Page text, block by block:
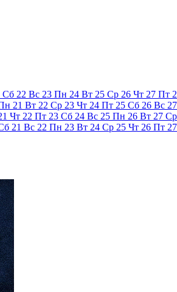
Сб 22 Вс 23 Пн 24 Вт 25 Ср 26 Чт 27 Пт
21 Вт 22 Ср 23 Чт 24 Пт 25 Сб 26 Вс 27
Чт 22 Пт 23 Сб 24 Вс 25 Пн 26 Вт 27 Ср
21 Вс 22 Пн 23 Вт 24 Ср 25 Чт 26 Пт 27